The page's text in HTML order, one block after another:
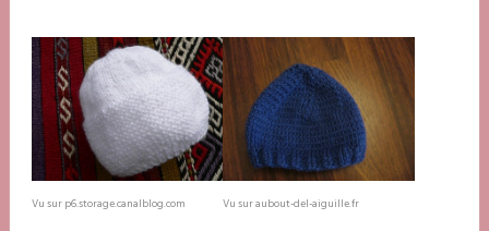
Vu sur p6.storage.canalblog.com Vu sur aubout-del-aiguille.fr